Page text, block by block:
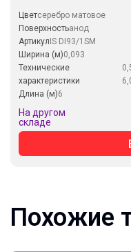
Цветсеребро матовое
Поверхностьанод
Артикул IS DI93/1SM
Ширина (м)0,093
Технические
характеристики
Длина (м)6
На другом
складе
Похожие